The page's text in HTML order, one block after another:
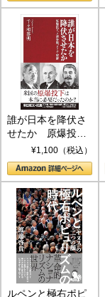
誰が日本を降伏さ
せたか 原爆投
下、ソ連参戦、そ
して聖断 (PHP新
書)
¥1,100（税込）
ルペンと極右ポピ